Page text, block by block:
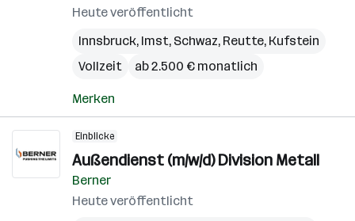
Heute veröffentlicht
Innsbruck, Imst, Schwaz, Reutte, Kufstein
Vollzeit
ab 2.500 € monatlich
Merken
Einblicke
Außendienst (m/w/d) Division Metall
Berner
Heute veröffentlicht